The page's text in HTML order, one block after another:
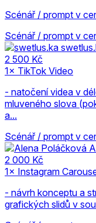
Scénář / prompt v
Scénář / prompt v
2 500 Kč
1× TikTok Video
- natočení videa v
mluveného slova
a...
Scénář / prompt v
2 000 Kč
1× Instagram
- návrh konceptu a
grafických slidů v